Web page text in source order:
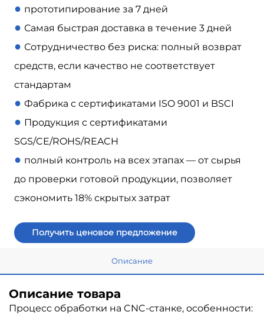
● прототипирование за 7 дней
● Самая быстрая доставка в течение 3 дней
● Сотрудничество без риска: полный возврат
средств, если качество не соответствует
стандартам
● Фабрика с сертификатами ISO 9001 и BSCI
● Продукция с сертификатами
SGS/CE/ROHS/REACH
● полный контроль на всех этапах — от сырья
до проверки готовой продукции, позволяет
сэкономить 18% скрытых затрат
Получить ценовое предложение
Описание
Описание товара
Процесс обработки на CNC-станке, особенности: